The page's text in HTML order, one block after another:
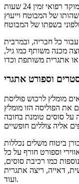
גם ביטוח קבוצתי מעמיד לרשות המבוטחים מוקד רפואי זמין 24 שעות
שהותו של המבוטח וייעוץ
כל חבריה, ובמרבית
מכנה משותף כמו גיל,
וספורט אתגרי
מומלץ לרכוש פוליסת
את הפוליסה הזו מומלץ
על סוסים טומנת בחובה
ביטוח משלים נכללות
וספורט חורף על כל
כמו רכיבת סוסים,
דאייה, ריצה אתגרית
ועוד.